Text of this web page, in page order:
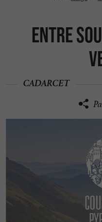
Entre
CADARCET